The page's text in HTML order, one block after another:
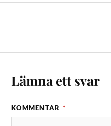
Lämna ett svar
KOMMENTAR *